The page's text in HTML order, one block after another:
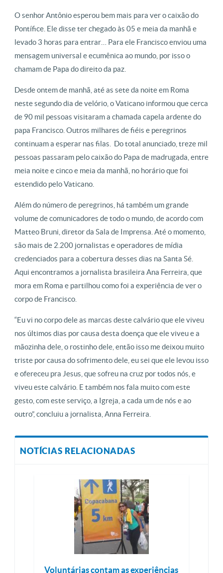
O senhor Antônio esperou bem mais para ver o caixão do
Pontífice. Ele disse ter chegado às 05 e meia da manhã e
levado 3 horas para entrar… Para ele Francisco enviou uma
mensagem universal e ecumênica ao mundo, por isso o
chamam de Papa do direito da paz.
Desde ontem de manhã, até as sete da noite em Roma
neste segundo dia de velório, o Vaticano informou que cerca
de 90 mil pessoas visitaram a chamada capela ardente do
papa Francisco. Outros milhares de fiéis e peregrinos
continuam a esperar nas filas. Do total anunciado, treze mil
pessoas passaram pelo caixão do Papa de madrugada, entre
meia noite e cinco e meia da manhã, no horário que foi
estendido pelo Vaticano.
Além do número de peregrinos, há também um grande
volume de comunicadores de todo o mundo, de acordo com
Matteo Bruni, diretor da Sala de Imprensa. Até o momento,
são mais de 2.200 jornalistas e operadores de mídia
credenciados para a cobertura desses dias na Santa Sé.
Aqui encontramos a jornalista brasileira Ana Ferreira, que
mora em Roma e partilhou como foi a experiência de ver o
corpo de Francisco.
“Eu vi no corpo dele as marcas deste calvário que ele viveu
nos últimos dias por causa desta doença que ele viveu e a
mãozinha dele, o rostinho dele, então isso me deixou muito
triste por causa do sofrimento dele, eu sei que ele levou isso
e ofereceu pra Jesus, que sofreu na cruz por todos nós, e
viveu este calvário. E também nos fala muito com este
gesto, com este serviço, a Igreja, a cada um de nós e ao
outro”, concluiu a jornalista, Anna Ferreira.
NOTÍCIAS RELACIONADAS
Voluntárias contam as experiências